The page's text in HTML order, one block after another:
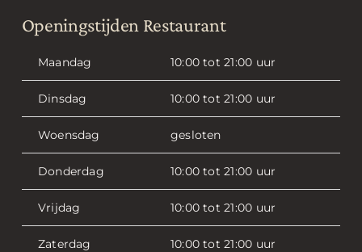
Openingstijden Restaurant
Maandag 10:00 tot 21:00 uur
Dinsdag 10:00 tot 21:00 uur
Woensdag gesloten
Donderdag 10:00 tot 21:00 uur
Vrijdag 10:00 tot 21:00 uur
Zaterdag 10:00 tot 21:00 uur